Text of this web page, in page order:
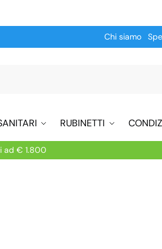
Chi siamo
RUBINETTI
ad € 1.800